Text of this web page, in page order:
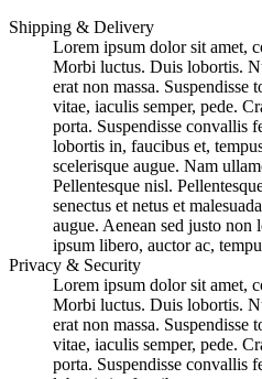
Shipping & Delivery
Lorem ipsum dolor sit amet,
Morbi luctus. Duis lobortis.
erat non massa. Suspendisse
vitae, iaculis semper, pede.
porta. Suspendisse convallis
lobortis in, faucibus et,
scelerisque augue. Nam
Pellentesque nisl.
senectus et netus et
augue. Aenean sed justo non
ipsum libero, auctor ac,
Privacy & Security
Lorem ipsum dolor sit amet,
Morbi luctus. Duis lobortis.
erat non massa. Suspendisse
vitae, iaculis semper, pede.
porta. Suspendisse convallis